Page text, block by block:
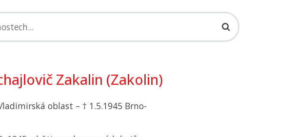
Zakalin (Zakolin)
oblast – † 1.5.1945 Brno-